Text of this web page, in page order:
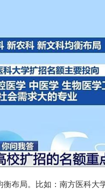
布局。比如：南方医科大